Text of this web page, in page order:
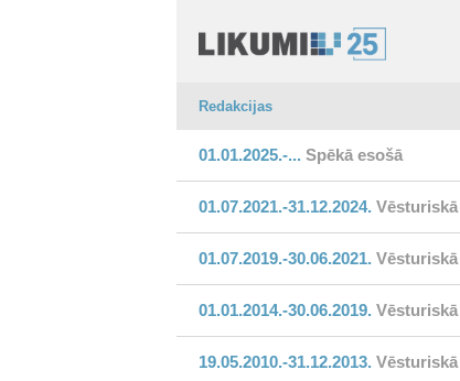
Redakcijas
01.01.2025.-... Spēkā esošā
01.07.2021.-31.12.2024. Vēsturiskā
01.07.2019.-30.06.2021. Vēsturiskā
01.01.2014.-30.06.2019. Vēsturiskā
19.05.2010.-31.12.2013. Vēsturiskā